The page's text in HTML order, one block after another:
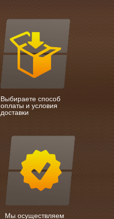
Выбираете способ
оплаты и условия
доставки
Мы осуществляем